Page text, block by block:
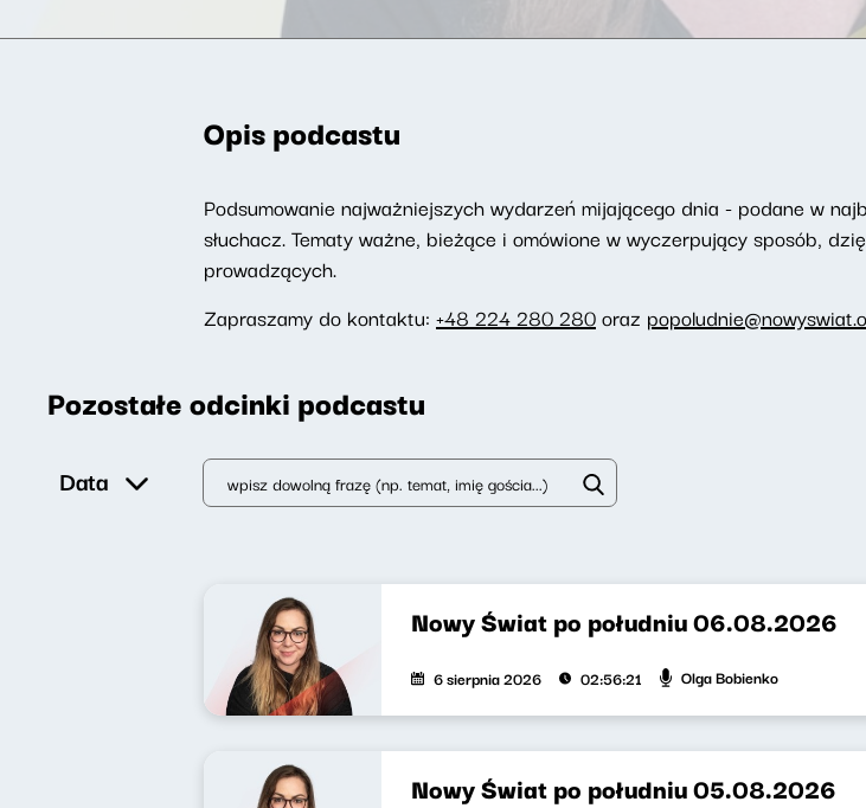
Opis podcastu
Podsumowanie najważniejszych wydarzeń mijającego dnia - podane w
słuchacz. Tematy ważne, bieżące i omówione w wyczerpujący sposób,
prowadzących.
Zapraszamy do kontaktu: +48 224 280 280oraz
Pozostałe odcinki podcastu
Data
Nowy Świat po południu 06.08.2026
6 sierpnia 2026 02:56:21 Olga Bobienko
Nowy Świat po południu 05.08.2026